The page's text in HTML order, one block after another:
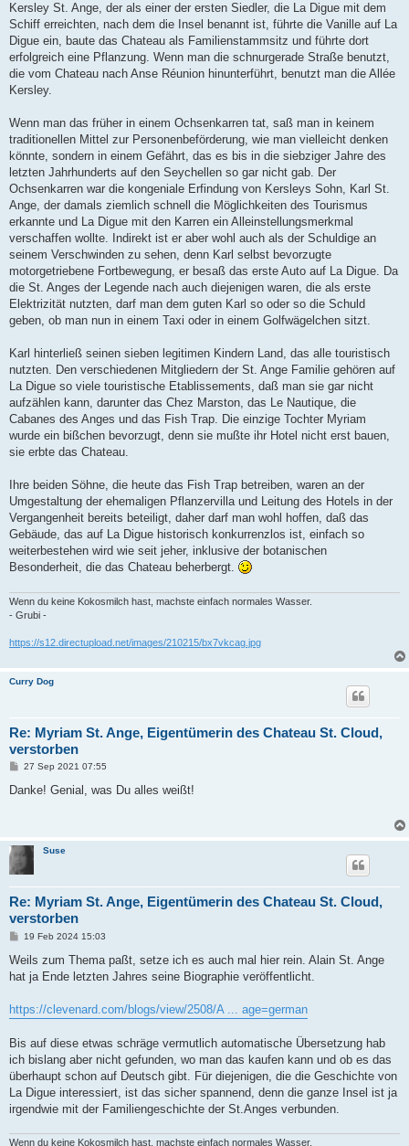
Kersley St. Ange, der als einer der ersten Siedler, die La Digue mit dem
Schiff erreichten, nach dem die Insel benannt ist, führte die Vanille auf La
Digue ein, baute das Chateau als Familienstammsitz und führte dort
erfolgreich eine Pflanzung. Wenn man die schnurgerade Straße benutzt,
die vom Chateau nach Anse Réunion hinunterführt, benutzt man die Allée
Kersley.
Wenn man das früher in einem Ochsenkarren tat, saß man in keinem
traditionellen Mittel zur Personenbeförderung, wie man vielleicht denken
könnte, sondern in einem Gefährt, das es bis in die siebziger Jahre des
letzten Jahrhunderts auf den Seychellen so gar nicht gab. Der
Ochsenkarren war die kongeniale Erfindung von Kersleys Sohn, Karl St.
Ange, der damals ziemlich schnell die Möglichkeiten des Tourismus
erkannte und La Digue mit den Karren ein Alleinstellungsmerkmal
verschaffen wollte. Indirekt ist er aber wohl auch als der Schuldige an
seinem Verschwinden zu sehen, denn Karl selbst bevorzugte
motorgetriebene Fortbewegung, er besaß das erste Auto auf La Digue. Da
die St. Anges der Legende nach auch diejenigen waren, die als erste
Elektrizität nutzten, darf man dem guten Karl so oder so die Schuld
geben, ob man nun in einem Taxi oder in einem Golfwägelchen sitzt.
Karl hinterließ seinen sieben legitimen Kindern Land, das alle touristisch
nutzten. Den verschiedenen Mitgliedern der St. Ange Familie gehören auf
La Digue so viele touristische Etablissements, daß man sie gar nicht
aufzählen kann, darunter das Chez Marston, das Le Nautique, die
Cabanes des Anges und das Fish Trap. Die einzige Tochter Myriam
wurde ein bißchen bevorzugt, denn sie mußte ihr Hotel nicht erst bauen,
sie erbte das Chateau.
Ihre beiden Söhne, die heute das Fish Trap betreiben, waren an der
Umgestaltung der ehemaligen Pflanzervilla und Leitung des Hotels in der
Vergangenheit bereits beteiligt, daher darf man wohl hoffen, daß das
Gebäude, das auf La Digue historisch konkurrenzlos ist, einfach so
weiterbestehen wird wie seit jeher, inklusive der botanischen
Besonderheit, die das Chateau beherbergt.
Wenn du keine Kokosmilch hast, machste einfach normales Wasser.
- Grubi -
https://s12.directupload.net/images/210215/bx7vkcag.jpg
Curry Dog
Re: Myriam St. Ange, Eigentümerin des Chateau St. Cloud,
verstorben
B
i
27 Sep 2021 07:55
Danke! Genial, was Du alles weißt!
Suse
Re: Myriam St. Ange, Eigentümerin des Chateau St. Cloud,
verstorben
B
i
r
19 Feb 2024 15:03
Weils zum Thema paßt, setze ich es auch mal hier rein. Alain St. Ange
hat ja Ende letzten Jahres seine Biographie veröffentlicht.
https://clevenard.com/blogs/view/2508/A ... age=german
Bis auf diese etwas schräge vermutlich automatische Übersetzung hab
ich bislang aber nicht gefunden, wo man das kaufen kann und ob es das
überhaupt schon auf Deutsch gibt. Für diejenigen, die die Geschichte von
La Digue interessiert, ist das sicher spannend, denn die ganze Insel ist ja
irgendwie mit der Familiengeschichte der St.Anges verbunden.
Wenn du keine Kokosmilch hast, machste einfach normales Wasser.